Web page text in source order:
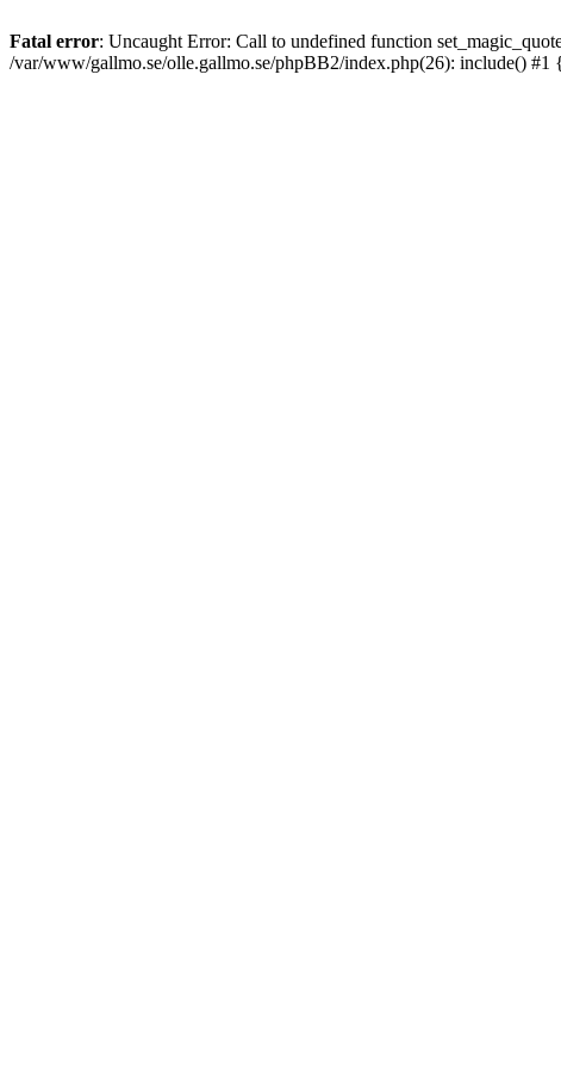
Fatal error: Uncaught Error: Call to undefined function
/var/www/gallmo.se/olle.gallmo.se/phpBB2/index.php(26): include()